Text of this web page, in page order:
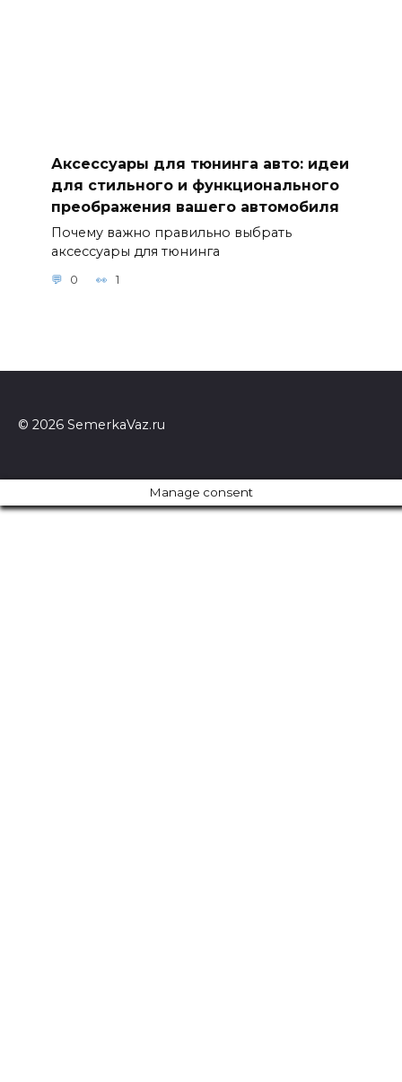
Аксессуары для тюнинга авто: идеи
для стильного и функционального
преображения вашего автомобиля
Почему важно правильно выбрать
аксессуары для тюнинга
0 1
© 2026 SemerkaVaz.ru
Manage consent